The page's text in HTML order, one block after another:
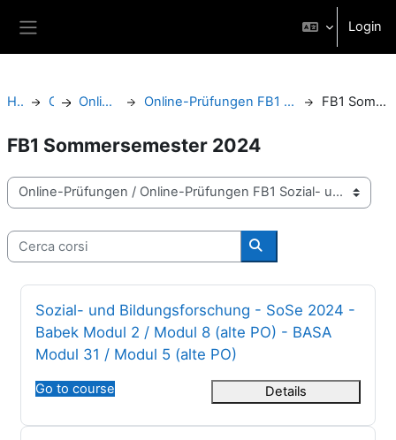
Login
Home Corsi Online-Prüfungen Online-Prüfungen FB1 Sozial- und Bildungswissenschaften FB1 Sommersemester 2024
FB1 Sommersemester 2024
Categorie di corso
Cerca corsi
Cerca corsi
Titolo del corso
Sozial- und Bildungsforschung - SoSe 2024 -
Babek Modul 2 / Modul 8 (alte PO) - BASA
Modul 31 / Modul 5 (alte PO)
Go to course Details